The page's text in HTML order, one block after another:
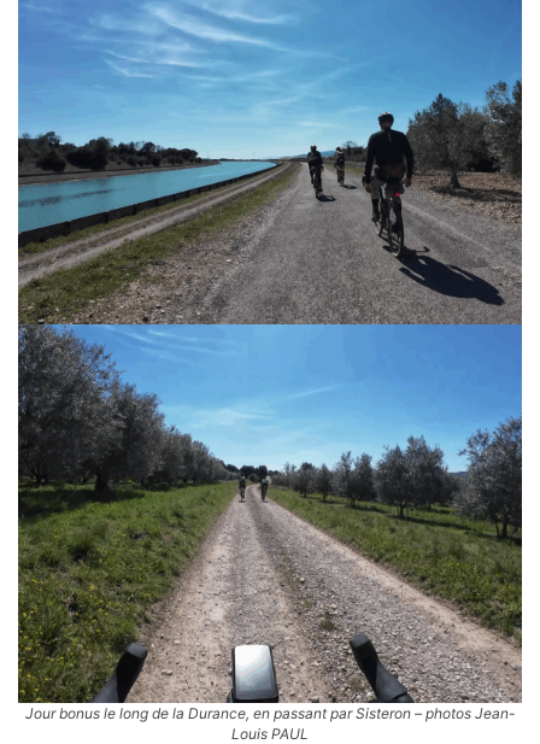
Jour bonus le long de la Durance, en passant par Sisteron – photos Jean-
Louis PAUL